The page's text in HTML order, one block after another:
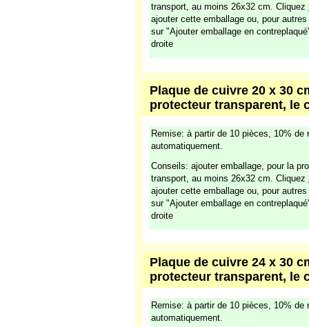
transport, au moins 26x32 cm. Cliquez
ajouter cette emballage ou, pour
sur "Ajouter emballage en
droite
Plaque de cuivre 20 x 30
protecteur transparent, le
Remise: à partir de 10 pièces, 10% de
automatiquement.
Conseils: ajouter emballage, pour la
transport, au moins 26x32 cm. Cliquez
ajouter cette emballage ou, pour
sur "Ajouter emballage en
droite
Plaque de cuivre 24 x 30
protecteur transparent, le
Remise: à partir de 10 pièces, 10% de
automatiquement.